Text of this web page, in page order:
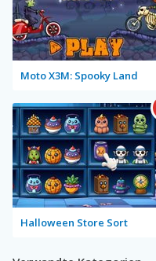
Moto X3M: Spooky Land
Halloween Store Sort